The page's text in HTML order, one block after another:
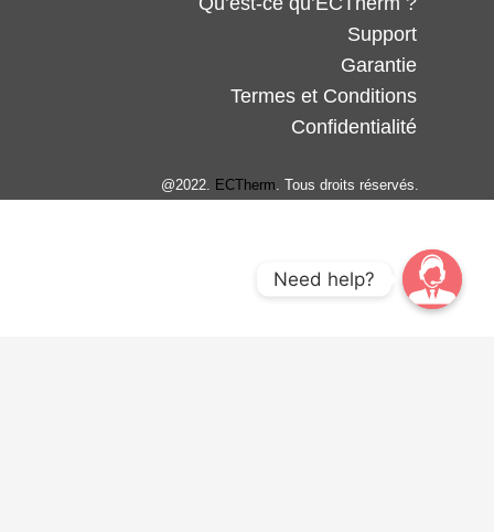
Support
Garantie
Termes et Conditions
Confidentialité
@2022. ECTherm. Tous droits réservés.
Need help?